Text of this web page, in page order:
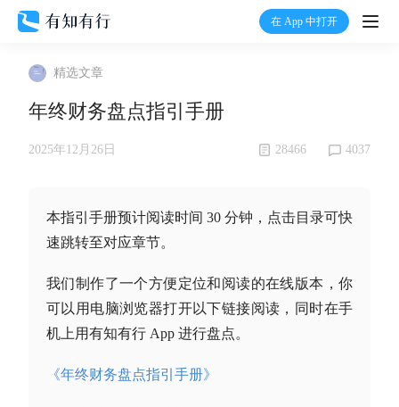
在 App 中打开
打
加入我们
精选文章
年终财务盘点指引手册
2025年12月26日 28466 4037
本指引手册预计阅读时间 30 分钟，点击目录可快
速跳转至对应章节。
我们制作了一个方便定位和阅读的在线版本，你
可以用电脑浏览器打开以下链接阅读，同时在手
机上用有知有行 App 进行盘点。
《年终财务盘点指引手册》